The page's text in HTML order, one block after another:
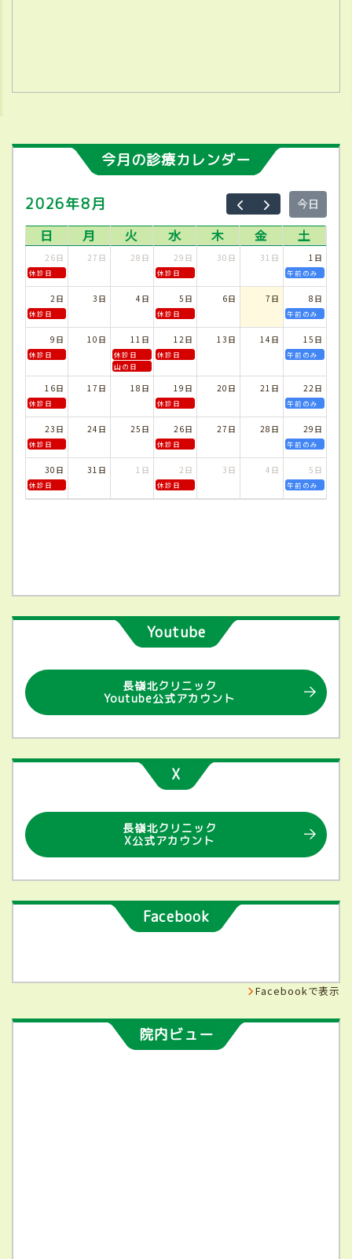
今月の診療カレンダー
2026年8月 今日
日 月 火 水 木 金 土
26日
休診日
27日 28日 29日
休診日
30日 31日 1日
午前のみ
2日
休診日
3日 4日 5日
休診日
6日 7日 8日
午前のみ
9日
休診日
10日 11日
休診日
山の日
12日
休診日
13日 14日 15日
午前のみ
16日
休診日
17日 18日 19日
休診日
20日 21日 22日
午前のみ
23日
休診日
24日 25日 26日
休診日
27日 28日 29日
午前のみ
30日
休診日
31日 1日 2日
休診日
3日 4日 5日
午前のみ
Youtube
長嶺北クリニック
Youtube公式アカウント
X
長嶺北クリニック
X公式アカウント
Facebook
Facebookで表示
院内ビュー